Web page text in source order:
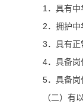
1．具有中
2．拥护中
3．具有正
4．具备岗
5．具备岗
（二）有